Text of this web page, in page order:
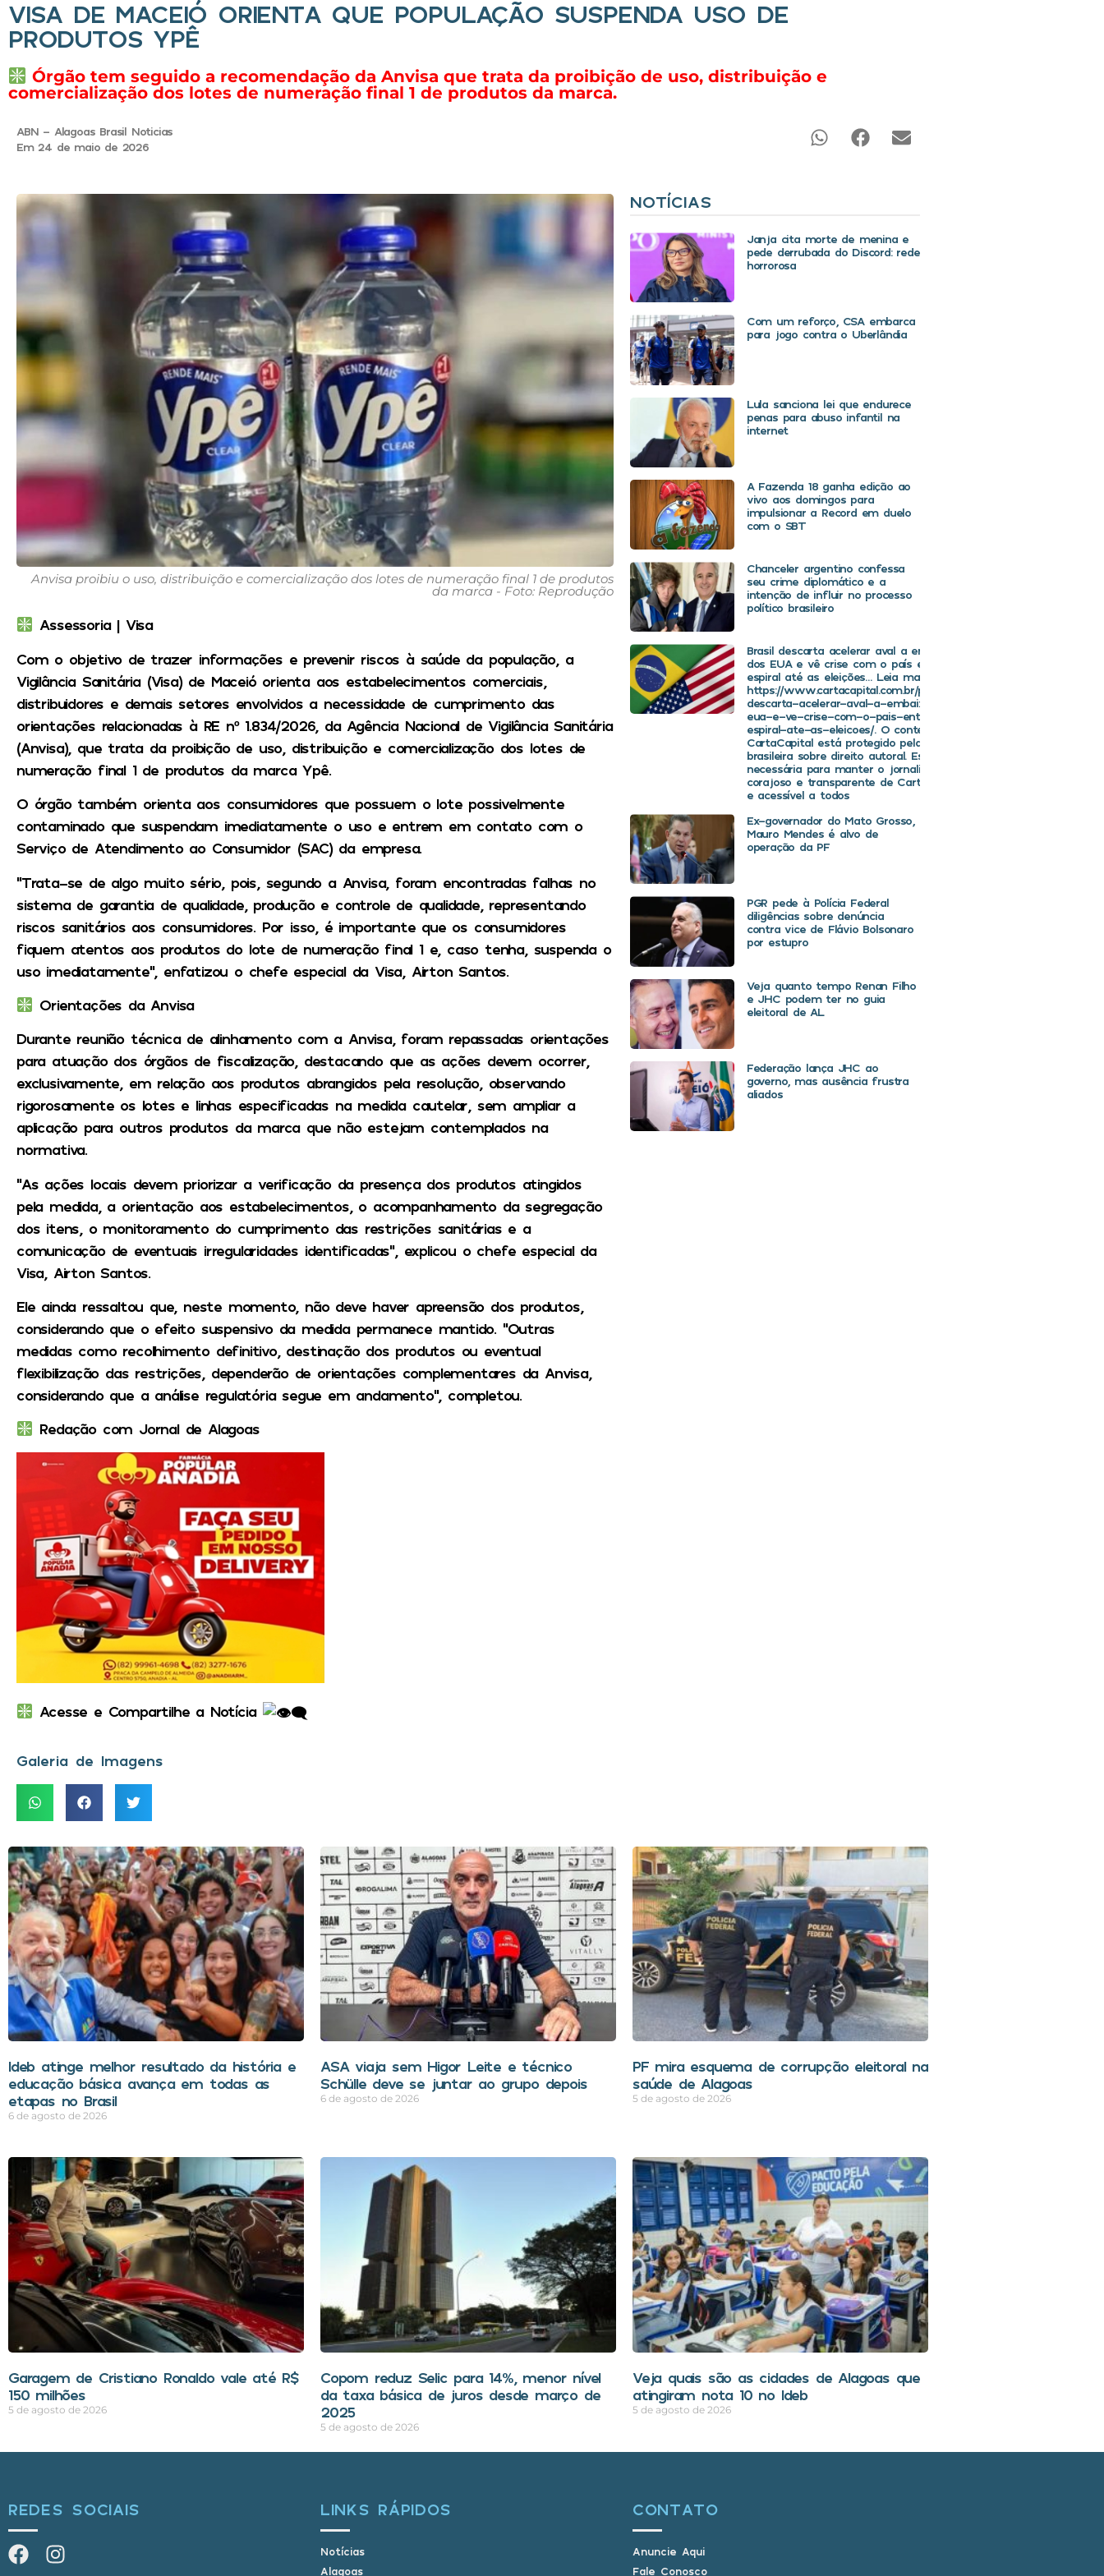
VISA DE MACEIÓ ORIENTA QUE POPULAÇÃO SUSPENDA USO DE
PRODUTOS YPÊ
Órgão tem seguido a recomendação da Anvisa que trata da proibição de uso, distribuição e
comercialização dos lotes de numeração final 1 de produtos da marca.
ABN - Alagoas Brasil Noticias
Em 24 de maio de 2026
Anvisa proibiu o uso, distribuição e comercialização dos lotes de numeração final 1 de produtos
da marca - Foto: Reprodução
Assessoria | Visa
Com o objetivo de trazer informações e prevenir riscos à saúde da população, a
Vigilância Sanitária (Visa) de Maceió orienta aos estabelecimentos comerciais,
distribuidores e demais setores envolvidos a necessidade de cumprimento das
orientações relacionadas à RE nº 1.834/2026, da Agência Nacional de Vigilância Sanitária
(Anvisa), que trata da proibição de uso, distribuição e comercialização dos lotes de
numeração final 1 de produtos da marca Ypê.
O órgão também orienta aos consumidores que possuem o lote possivelmente
contaminado que suspendam imediatamente o uso e entrem em contato com o
Serviço de Atendimento ao Consumidor (SAC) da empresa.
“Trata-se de algo muito sério, pois, segundo a Anvisa, foram encontradas falhas no
sistema de garantia de qualidade, produção e controle de qualidade, representando
riscos sanitários aos consumidores. Por isso, é importante que os consumidores
fiquem atentos aos produtos do lote de numeração final 1 e, caso tenha, suspenda o
uso imediatamente”, enfatizou o chefe especial da Visa, Airton Santos.
Orientações da Anvisa
Durante reunião técnica de alinhamento com a Anvisa, foram repassadas orientações
para atuação dos órgãos de fiscalização, destacando que as ações devem ocorrer,
exclusivamente, em relação aos produtos abrangidos pela resolução, observando
rigorosamente os lotes e linhas especificadas na medida cautelar, sem ampliar a
aplicação para outros produtos da marca que não estejam contemplados na
normativa.
“As ações locais devem priorizar a verificação da presença dos produtos atingidos
pela medida, a orientação aos estabelecimentos, o acompanhamento da segregação
dos itens, o monitoramento do cumprimento das restrições sanitárias e a
comunicação de eventuais irregularidades identificadas”, explicou o chefe especial da
Visa, Airton Santos.
Ele ainda ressaltou que, neste momento, não deve haver apreensão dos produtos,
considerando que o efeito suspensivo da medida permanece mantido. “Outras
medidas como recolhimento definitivo, destinação dos produtos ou eventual
flexibilização das restrições, dependerão de orientações complementares da Anvisa,
considerando que a análise regulatória segue em andamento”, completou.
Redação com Jornal de Alagoas
Acesse e Compartilhe a Notícia
Galeria de Imagens
NOTÍCIAS
Janja cita morte de menina e
pede derrubada do Discord: rede
horrorosa
Com um reforço, CSA embarca
para jogo contra o Uberlândia
Lula sanciona lei que endurece
penas para abuso infantil na
internet
A Fazenda 18 ganha edição ao
vivo aos domingos para
impulsionar a Record em duelo
com o SBT
Chanceler argentino confessa
seu crime diplomático e a
intenção de influir no processo
político brasileiro
Brasil descarta acelerar aval a embaixador
dos EUA e vê crise com o país entrar em
espiral até as eleições… Leia mais em
https://www.cartacapital.com.br/politica/brasil-
descarta-acelerar-aval-a-embaixador-dos-
eua-e-ve-crise-com-o-pais-entrar-em-
espiral-ate-as-eleicoes/. O conteúdo de
CartaCapital está protegido pela legislação
brasileira sobre direito autoral. Essa defesa é
necessária para manter o jornalismo
corajoso e transparente de CartaCapital vivo
e acessível a todos
Ex-governador do Mato Grosso,
Mauro Mendes é alvo de
operação da PF
PGR pede à Polícia Federal
diligências sobre denúncia
contra vice de Flávio Bolsonaro
por estupro
Veja quanto tempo Renan Filho
e JHC podem ter no guia
eleitoral de AL
Federação lança JHC ao
governo, mas ausência frustra
aliados
Ideb atinge melhor resultado da história e
educação básica avança em todas as
etapas no Brasil
6 de agosto de 2026
ASA viaja sem Higor Leite e técnico
Schülle deve se juntar ao grupo depois
6 de agosto de 2026
PF mira esquema de corrupção eleitoral na
saúde de Alagoas
5 de agosto de 2026
Garagem de Cristiano Ronaldo vale até R$
150 milhões
5 de agosto de 2026
Copom reduz Selic para 14%, menor nível
da taxa básica de juros desde março de
2025
5 de agosto de 2026
Veja quais são as cidades de Alagoas que
atingiram nota 10 no Ideb
5 de agosto de 2026
REDES SOCIAIS LINKS RÁPIDOS
Notícias
Alagoas
CONTATO
Anuncie Aqui
Fale Conosco